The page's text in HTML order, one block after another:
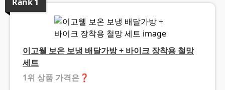
이고웰 보온 보냉 배달가방 + 바이크 장착용 철망
세트
1위 상품 가격은 ❓